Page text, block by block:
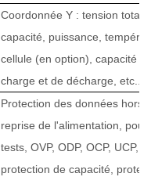
Coordonnée Y : tension
capacité, puissance,
cellule (en option), capacité
charge et de décharge, etc..
Protection des données hors
reprise de l'alimentation,
tests, OVP, ODP, OCP, UCP,
protection de capacité,